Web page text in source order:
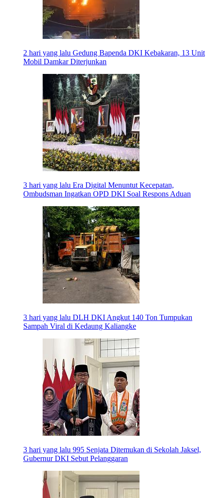
2 hari yang lalu Gedung Bapenda DKI Kebakaran, 13 Unit
Mobil Damkar Diterjunkan
3 hari yang lalu Era Digital Menuntut Kecepatan,
Ombudsman Ingatkan OPD DKI Soal Respons Aduan
3 hari yang lalu DLH DKI Angkut 140 Ton Tumpukan
Sampah Viral di Kedaung Kaliangke
3 hari yang lalu 995 Senjata Ditemukan di Sekolah Jaksel,
Gubernur DKI Sebut Pelanggaran